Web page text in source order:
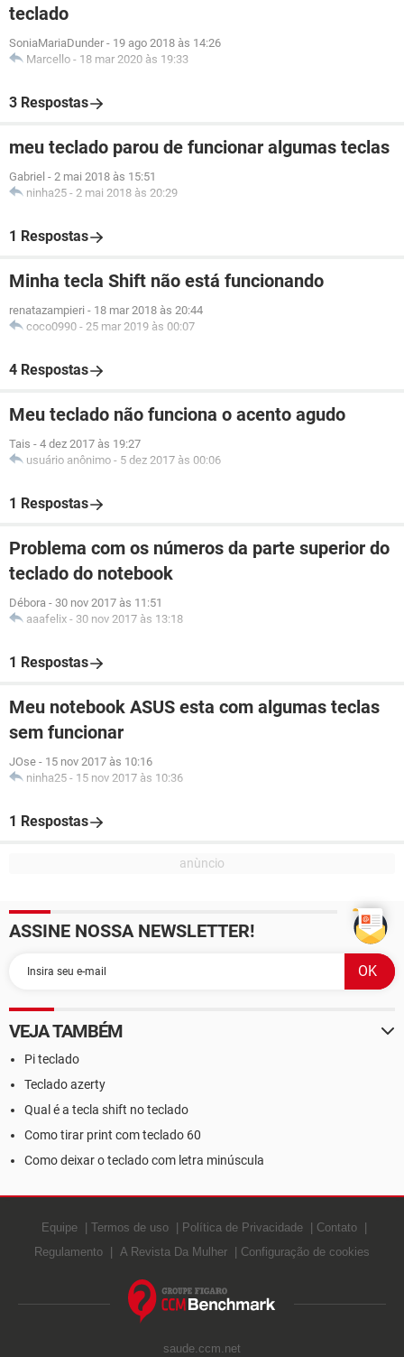
teclado
SoniaMariaDunder - 19 ago 2018 às 14:26
Marcello - 18 mar 2020 às 19:33
3 Respostas
meu teclado parou de funcionar algumas teclas
Gabriel - 2 mai 2018 às 15:51
ninha25 - 2 mai 2018 às 20:29
1 Respostas
Minha tecla Shift não está funcionando
renatazampieri - 18 mar 2018 às 20:44
coco0990 - 25 mar 2019 às 00:07
4 Respostas
Meu teclado não funciona o acento agudo
Tais - 4 dez 2017 às 19:27
usuário anônimo - 5 dez 2017 às 00:06
1 Respostas
Problema com os números da parte superior do
teclado do notebook
Débora - 30 nov 2017 às 11:51
aaafelix - 30 nov 2017 às 13:18
1 Respostas
Meu notebook ASUS esta com algumas teclas
sem funcionar
JOse - 15 nov 2017 às 10:16
ninha25 - 15 nov 2017 às 10:36
1 Respostas
ASSINE NOSSA NEWSLETTER!
VEJA TAMBÉM
Pi teclado
Teclado azerty
Qual é a tecla shift no teclado
Como tirar print com teclado 60
Como deixar o teclado com letra minúscula
Equipe Termos de uso Política de Privacidade
Contato
Regulamento
A Revista Da Mulher Configuração de cookies
saude.ccm.net